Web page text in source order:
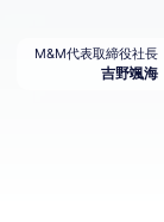
M&M代表取締役社長
吉野颯海